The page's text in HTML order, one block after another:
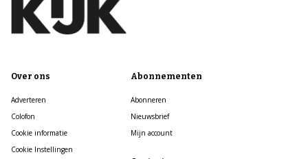
Over ons
Adverteren
Colofon
Cookie informatie
Cookie Instellingen
Abonnementen
Abonneren
Nieuwsbrief
Mijn account